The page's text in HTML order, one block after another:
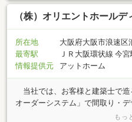
（株）オリエントホールデ
所在地
大阪府大阪市浪速区
最寄駅
ＪＲ大阪環状線 今
情報提供元
アットホーム
当社では、お客様と建築士で
オーダーシステム」で間取り・
てこだわりと納得の出来る家を
もっ